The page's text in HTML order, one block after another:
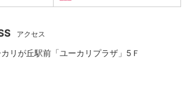
アクセス
リが丘駅前「ユーカリプラザ」5Ｆ